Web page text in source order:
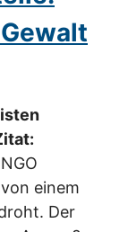
einem
Der